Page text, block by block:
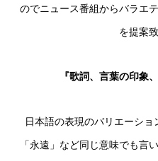
のでニュース番組からバラエ
を提案
『歌詞、言葉の印象
日本語の表現のバリエーショ
「永遠」など同じ意味でも言